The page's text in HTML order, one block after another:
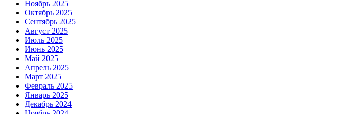
Ноябрь 2025
Октябрь 2025
Сентябрь 2025
Август 2025
Июль 2025
Июнь 2025
Май 2025
Апрель 2025
Март 2025
Февраль 2025
Январь 2025
Декабрь 2024